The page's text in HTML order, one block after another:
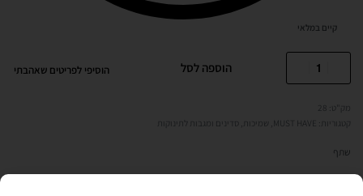
קיים במלאי
הוספה לסל הוסיפי לפריטים שאהבתי
28
קטגוריות: MUST HAVE שמיכות, סדינים ומגבות לתינוקות
שתף